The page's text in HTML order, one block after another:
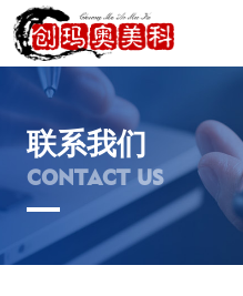
联系我们
CONTACT US